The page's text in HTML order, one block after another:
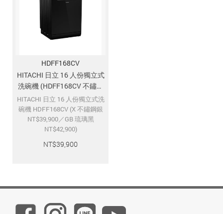
HDFF168CV
HITACHI 日立 16 人份獨立式
洗碗機 (HDFF168CV 不鏽鋼
銀／琉璃黑 兩色)
HITACHI 日立 16 人份獨立式洗
碗機 HDFF168CV (X 不鏽鋼銀
NT$39,900／GB 琉璃黑
NT$42,900)
NT$39,900
會員資料管理
加入 JARVIS VIP